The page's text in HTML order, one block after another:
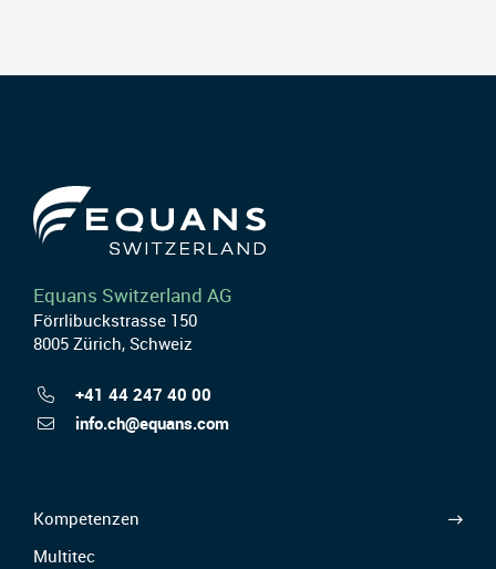
Equans Switzerland AG
Förrlibuckstrasse 150
8005 Zürich, Schweiz
+41 44 247 40 00
info.ch@equans.com
Kompetenzen
Multitec